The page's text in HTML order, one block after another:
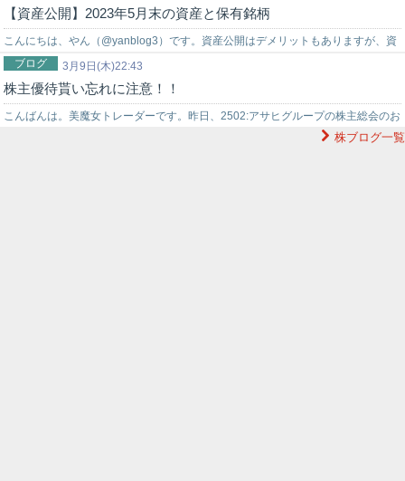
【資産公開】2023年5月末の資産と保有銘柄
こんにちは、やん（@yanblog3）です。資産公開はデメリットもありますが、資
産状況や保有銘柄を公開することで、資産運用でサイドFIREを目指す方…
3月9日(木)22:43
ブログ
株主優待貰い忘れに注意！！
こんばんは。美魔女トレーダーです。昨日、2502:アサヒグループの株主総会のお
知らせが届き、まぁ株主優待も入っていたんですが…なんせ、はじめまして、…
株ブログ一覧